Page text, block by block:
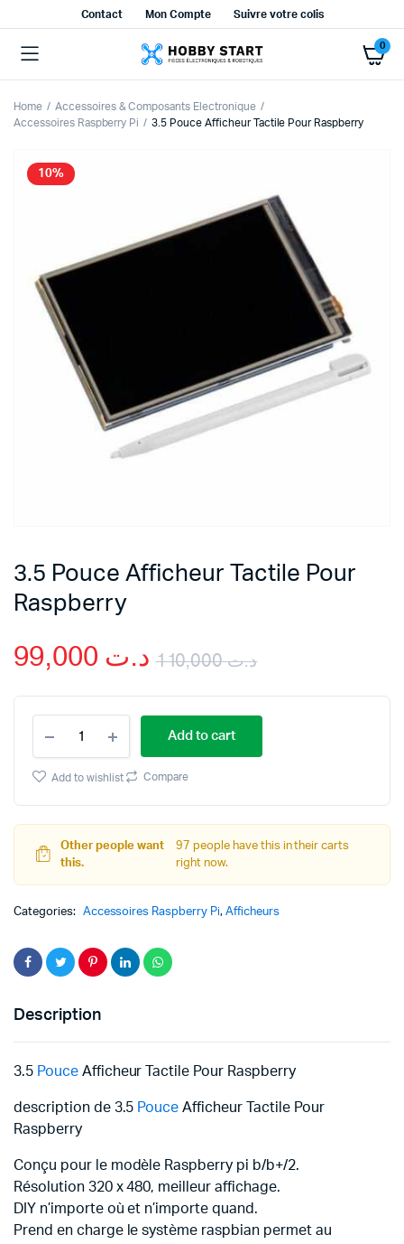
Contact Mon Compte Suivre votre colis
0
Home
Accessoires & Composants Electronique
Accessoires Raspberry Pi
3.5 Pouce Afficheur Tactile Pour Raspberry
10%
3.5 Pouce Afficheur Tactile Pour
Raspberry
د.ت110,000
Original
د.ت
Current
Pouce
Afficheur
Tactile
Raspberry
quantity
Add to cart
Add to wishlist Compare
Other people want
this.
97 people have this in their carts
right now.
Categories: Accessoires Raspberry Pi, Afficheurs
Description
3.5 PouceAfficheur Tactile Pour Raspberry
description de 3.5 Pouce Afficheur Tactile Pour
Raspberry
Conçu pour le modèle Raspberry pi b/b+/2.
Résolution 320 x 480, meilleur affichage.
DIY n’importe où et n’importe quand.
Prend en charge le système raspbian permet au